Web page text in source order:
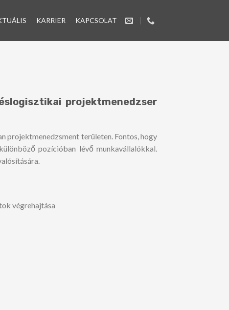
KARRIER KAPCSOLAT
projektmenedzser
projektmenedzsment területen. Fontos, hogy
pozícióban lévő munkavállalókkal.
végrehajtása